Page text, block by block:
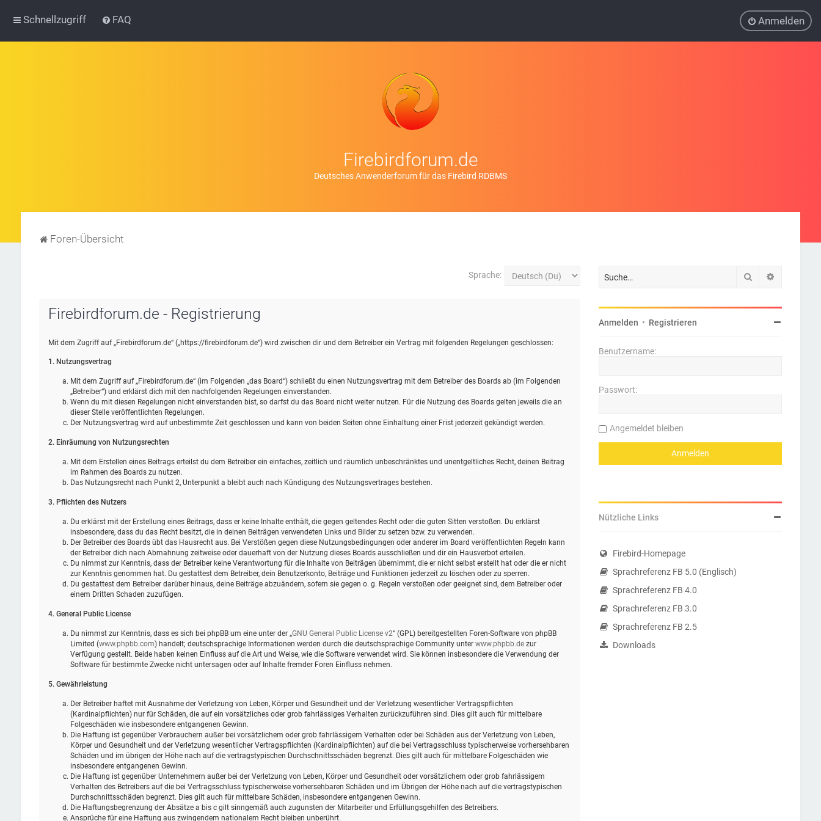
Schnellzugriff FAQ Anmelden
Firebirdforum.de
Deutsches Anwenderforum für das Firebird RDBMS
Foren-Übersicht
Sprache:
Firebirdforum.de - Registrierung
Mit dem Zugriff auf „Firebirdforum.de“ („https://firebirdforum.de“) wird zwischen dir und dem Betreiber ein Vertrag mit folgenden Regelungen geschlossen:
1. Nutzungsvertrag
Mit dem Zugriff auf „Firebirdforum.de“ (im Folgenden „das Board“) schließt du einen Nutzungsvertrag mit dem Betreiber des Boards ab (im Folgenden
„Betreiber“) und erklärst dich mit den nachfolgenden Regelungen einverstanden.
Wenn du mit diesen Regelungen nicht einverstanden bist, so darfst du das Board nicht weiter nutzen. Für die Nutzung des Boards gelten jeweils die an
dieser Stelle veröffentlichten Regelungen.
Der Nutzungsvertrag wird auf unbestimmte Zeit geschlossen und kann von beiden Seiten ohne Einhaltung einer Frist jederzeit gekündigt werden.
2. Einräumung von Nutzungsrechten
Mit dem Erstellen eines Beitrags erteilst du dem Betreiber ein einfaches, zeitlich und räumlich unbeschränktes und unentgeltliches Recht, deinen Beitrag
im Rahmen des Boards zu nutzen.
Das Nutzungsrecht nach Punkt 2, Unterpunkt a bleibt auch nach Kündigung des Nutzungsvertrages bestehen.
3. Pflichten des Nutzers
Du erklärst mit der Erstellung eines Beitrags, dass er keine Inhalte enthält, die gegen geltendes Recht oder die guten Sitten verstoßen. Du erklärst
insbesondere, dass du das Recht besitzt, die in deinen Beiträgen verwendeten Links und Bilder zu setzen bzw. zu verwenden.
Der Betreiber des Boards übt das Hausrecht aus. Bei Verstößen gegen diese Nutzungsbedingungen oder anderer im Board veröffentlichten Regeln kann
der Betreiber dich nach Abmahnung zeitweise oder dauerhaft von der Nutzung dieses Boards ausschließen und dir ein Hausverbot erteilen.
Du nimmst zur Kenntnis, dass der Betreiber keine Verantwortung für die Inhalte von Beiträgen übernimmt, die er nicht selbst erstellt hat oder die er nicht
zur Kenntnis genommen hat. Du gestattest dem Betreiber, dein Benutzerkonto, Beiträge und Funktionen jederzeit zu löschen oder zu sperren.
Du gestattest dem Betreiber darüber hinaus, deine Beiträge abzuändern, sofern sie gegen o. g. Regeln verstoßen oder geeignet sind, dem Betreiber oder
einem Dritten Schaden zuzufügen.
4. General Public License
Du nimmst zur Kenntnis, dass es sich bei phpBB um eine unter der „GNU General Public License v2“ (GPL) bereitgestellten Foren-Software von phpBB
Limited (www.phpbb.com) handelt; deutschsprachige Informationen werden durch die deutschsprachige Community unter www.phpbb.dezur
Verfügung gestellt. Beide haben keinen Einfluss auf die Art und Weise, wie die Software verwendet wird. Sie können insbesondere die Verwendung der
Software für bestimmte Zwecke nicht untersagen oder auf Inhalte fremder Foren Einfluss nehmen.
5. Gewährleistung
Der Betreiber haftet mit Ausnahme der Verletzung von Leben, Körper und Gesundheit und der Verletzung wesentlicher Vertragspflichten
(Kardinalpflichten) nur für Schäden, die auf ein vorsätzliches oder grob fahrlässiges Verhalten zurückzuführen sind. Dies gilt auch für mittelbare
Folgeschäden wie insbesondere entgangenen Gewinn.
Die Haftung ist gegenüber Verbrauchern außer bei vorsätzlichem oder grob fahrlässigem Verhalten oder bei Schäden aus der Verletzung von Leben,
Körper und Gesundheit und der Verletzung wesentlicher Vertragspflichten (Kardinalpflichten) auf die bei Vertragsschluss typischerweise vorhersehbaren
Schäden und im übrigen der Höhe nach auf die vertragstypischen Durchschnittsschäden begrenzt. Dies gilt auch für mittelbare Folgeschäden wie
insbesondere entgangenen Gewinn.
Die Haftung ist gegenüber Unternehmern außer bei der Verletzung von Leben, Körper und Gesundheit oder vorsätzlichem oder grob fahrlässigem
Verhalten des Betreibers auf die bei Vertragsschluss typischerweise vorhersehbaren Schäden und im Übrigen der Höhe nach auf die vertragstypischen
Durchschnittsschäden begrenzt. Dies gilt auch für mittelbare Schäden, insbesondere entgangenen Gewinn.
Die Haftungsbegrenzung der Absätze a bis c gilt sinngemäß auch zugunsten der Mitarbeiter und Erfüllungsgehilfen des Betreibers.
Ansprüche für eine Haftung aus zwingendem nationalem Recht bleiben unberührt.
Suche
Anmelden • Registrieren
Benutzername:
Passwort:
Angemeldet bleiben
Nützliche Links
Firebird-Homepage
Sprachreferenz FB 5.0 (Englisch)
Sprachreferenz FB 4.0
Sprachreferenz FB 3.0
Sprachreferenz FB 2.5
Downloads